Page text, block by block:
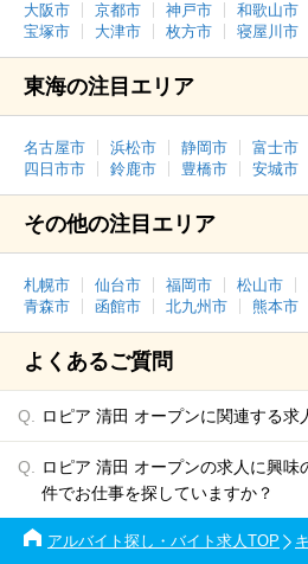
大阪市 京都市 神戸市 和歌山市
宝塚市
大津市 枚方市 寝屋川市
東海の注目エリア
名古屋市 浜松市 静岡市 富士市
四日市市
鈴鹿市 豊橋市 安城市
その他の注目エリア
札幌市 仙台市 福岡市 松山市
青森市
函館市 北九州市 熊本市
よくあるご質問
ロピア 清田 オープンに関連する求
ロピア 清田 オープンの求人に興味
件でお仕事を探していますか？
アルバイト探し・バイト求人TOP